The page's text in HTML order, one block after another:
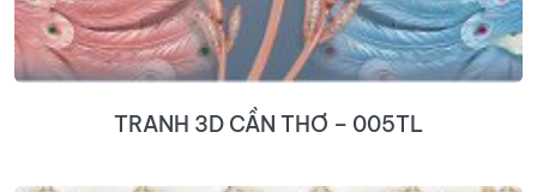
TRANH 3D CẦN THƠ – 005TL